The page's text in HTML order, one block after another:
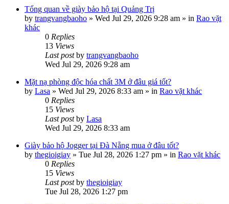
Tổng quan về giày bảo hộ tại Quảng Trị
by trangvangbaoho » Wed Jul 29, 2026 9:28 am » in Rao vặt
khác
0 Replies
13 Views
Last postby trangvangbaoho
Wed Jul 29, 2026 9:28 am
Mặt nạ phòng độc hóa chất 3M ở đâu giá tốt?
by Lasa » Wed Jul 29, 2026 8:33 am » in Rao vặt khác
0 Replies
15 Views
Last postby Lasa
Wed Jul 29, 2026 8:33 am
Giày bảo hộ Jogger tại Đà Nẵng mua ở đâu tốt?
by thegioigiay » Tue Jul 28, 2026 1:27 pm » in Rao vặt khác
0 Replies
15 Views
Last postby thegioigiay
Tue Jul 28, 2026 1:27 pm